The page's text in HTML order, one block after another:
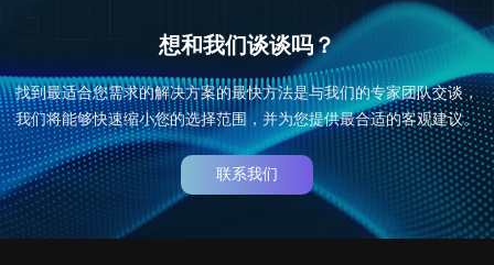
想和我们谈谈吗？
找到最适合您需求的解决方案的最快方法是与我们的专家团队交谈，
我们将能够快速缩小您的选择范围，并为您提供最合适的客观建议。
联系我们